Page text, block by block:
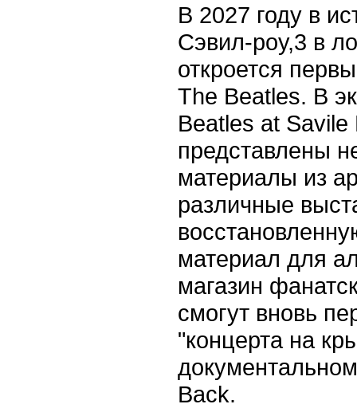
В 2027 году в
Сэвил-роу,3 в
откроется
The Beatles. В
Beatles at Savile
представлены
материалы из
различные
материал для
магазин
смогут вновь
"концерта на
Back.